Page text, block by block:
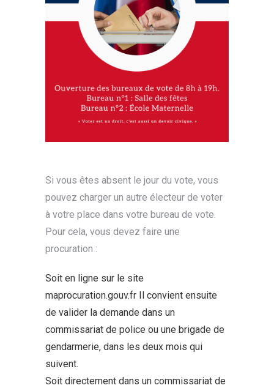
Si vous êtes absent le jour du vote, vous
pouvez charger un autre électeur de voter
à votre place dans votre bureau de vote.
Pour cela, vous devez faire une
procuration :
Soit en ligne sur le site
maprocuration.gouv.fr Il convient ensuite
de valider la demande dans un
commissariat de police ou une brigade de
gendarmerie, dans les deux mois qui
suivent.
Soit directement dans un commissariat de